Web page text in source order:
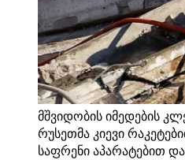
მშვიდობის იმედების
რუსეთმა კიევი
საფრენი აპარატებით